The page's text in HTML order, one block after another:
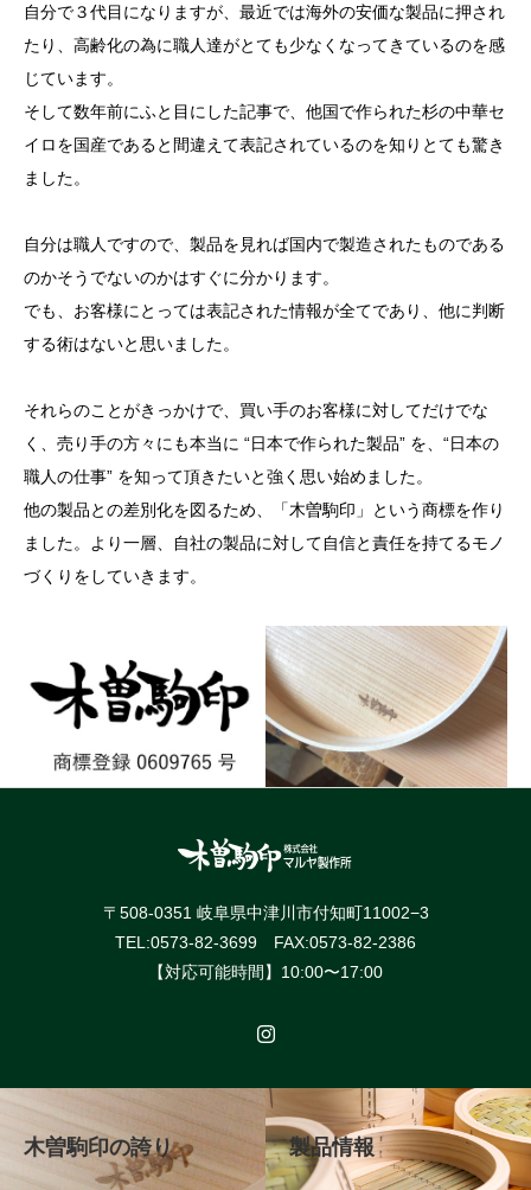
自分で３代目になりますが、最近では海外の安価な製品に押され
たり、高齢化の為に職人達がとても少なくなってきているのを感
じています。
そして数年前にふと目にした記事で、他国で作られた杉の中華セ
イロを国産であると間違えて表記されているのを知りとても驚き
ました。
自分は職人ですので、製品を見れば国内で製造されたものである
のかそうでないのかはすぐに分かります。
でも、お客様にとっては表記された情報が全てであり、他に判断
する術はないと思いました。
それらのことがきっかけで、買い手のお客様に対してだけでな
く、売り手の方々にも本当に “日本で作られた製品” を、“日本の
職人の仕事” を知って頂きたいと強く思い始めました。
他の製品との差別化を図るため、「木曽駒印」という商標を作り
ました。より一層、自社の製品に対して自信と責任を持てるモノ
づくりをしていきます。
〒508-0351 岐阜県中津川市付知町11002−3
TEL:0573-82-3699 FAX:0573-82-2386
【対応可能時間】10:00〜17:00
木曽駒印の誇り 製品情報